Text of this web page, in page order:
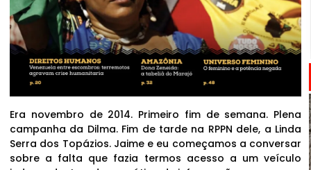
Era novembro de 2014. Primeiro fim de semana. Plena
campanha da Dilma. Fim de tarde na RPPN dele, a Linda
Serra dos Topázios. Jaime e eu começamos a conversar
sobre a falta que fazia termos acesso a um veículo